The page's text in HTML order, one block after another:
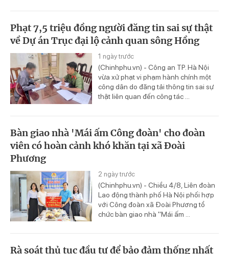
Phạt 7,5 triệu đồng người đăng tin sai sự thật
về Dự án Trục đại lộ cảnh quan sông Hồng
1 ngày trước
(Chinhphu.vn) - Công an TP. Hà Nội
vừa xử phạt vi phạm hành chính một
công dân do đăng tải thông tin sai sự
thật liên quan đến công tác ...
Bàn giao nhà 'Mái ấm Công đoàn' cho đoàn
viên có hoàn cảnh khó khăn tại xã Đoài
Phương
2 ngày trước
(Chinhphu.vn) - Chiều 4/8, Liên đoàn
Lao động thành phố Hà Nội phối hợp
với Công đoàn xã Đoài Phương tổ
chức bàn giao nhà "Mái ấm ...
Rà soát thủ tục đầu tư để bảo đảm thống nhất